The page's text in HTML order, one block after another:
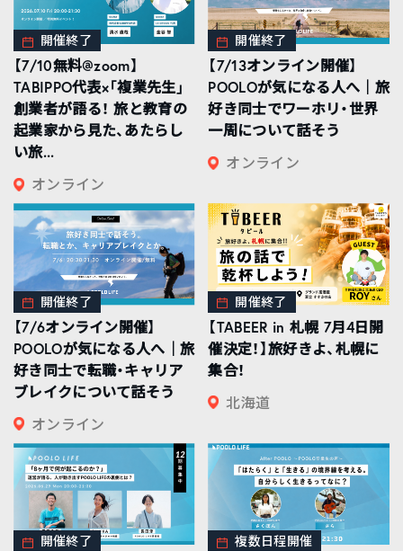
開催終了
【7/10無料@zoom】
TABIPPO代表×「複業先生」
創業者が語る！ 旅と教育の
起業家から見た、あたらし
い旅...
オンライン
開催終了
【7/13オンライン開催】
POOLOが気になる人へ｜旅
好き同士でワーホリ・世界
一周について話そう
オンライン
開催終了
【7/6オンライン開催】
POOLOが気になる人へ｜旅
好き同士で転職・キャリア
ブレイクについて話そう
オンライン
開催終了
【TABEER in 札幌 7月4日開
催決定！】旅好きよ、札幌に
集合！
北海道
開催終了 複数日程開催